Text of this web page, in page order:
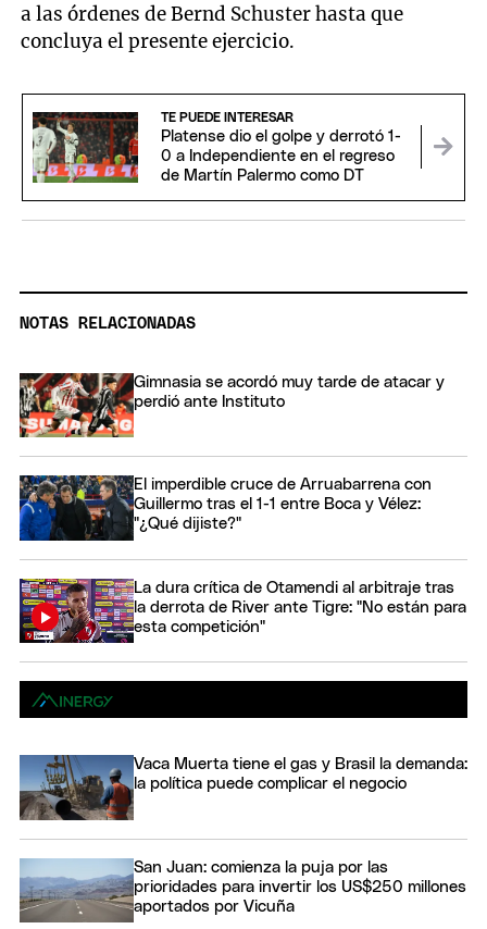
a las órdenes de Bernd Schuster hasta que
concluya el presente ejercicio.
TE PUEDE INTERESAR
Platense dio el golpe y derrotó 1-
0 a Independiente en el regreso
de Martín Palermo como DT
NOTAS RELACIONADAS
Gimnasia se acordó muy tarde de atacar y
perdió ante Instituto
El imperdible cruce de Arruabarrena con
Guillermo tras el 1-1 entre Boca y Vélez:
"¿Qué dijiste?"
La dura crítica de Otamendi al arbitraje tras
la derrota de River ante Tigre: "No están para
esta competición"
Vaca Muerta tiene el gas y Brasil la demanda:
la política puede complicar el negocio
San Juan: comienza la puja por las
prioridades para invertir los US$250 millones
aportados por Vicuña